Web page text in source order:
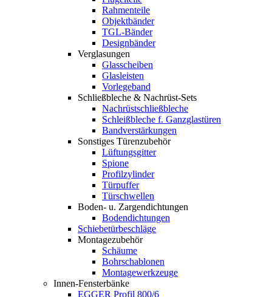
Rahmenteile
Objektbänder
TGL-Bänder
Designbänder
Verglasungen
Glasscheiben
Glasleisten
Vorlegeband
Schließbleche & Nachrüst-Sets
Nachrüstschließbleche
Schleißbleche f. Ganzglastüren
Bandverstärkungen
Sonstiges Türenzubehör
Lüftungsgitter
Spione
Profilzylinder
Türpuffer
Türschwellen
Boden- u. Zargendichtungen
Bodendichtungen
Schiebetürbeschläge
Montagezubehör
Schäume
Bohrschablonen
Montagewerkzeuge
Innen-Fensterbänke
EGGER Profil 800/6